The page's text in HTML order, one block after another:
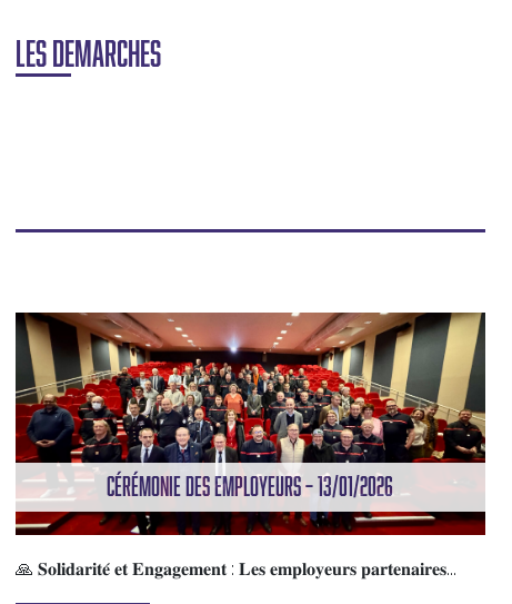
LES DEMARCHES
CÉRÉMONIE DES EMPLOYEURS – 13/01/2026
🙏 𝐒𝐨𝐥𝐢𝐝𝐚𝐫𝐢𝐭𝐞́ 𝐞𝐭 𝐄𝐧𝐠𝐚𝐠𝐞𝐦𝐞𝐧𝐭 : 𝐋𝐞𝐬 𝐞𝐦𝐩𝐥𝐨𝐲𝐞𝐮𝐫𝐬 𝐩𝐚𝐫𝐭𝐞𝐧𝐚𝐢𝐫𝐞𝐬...